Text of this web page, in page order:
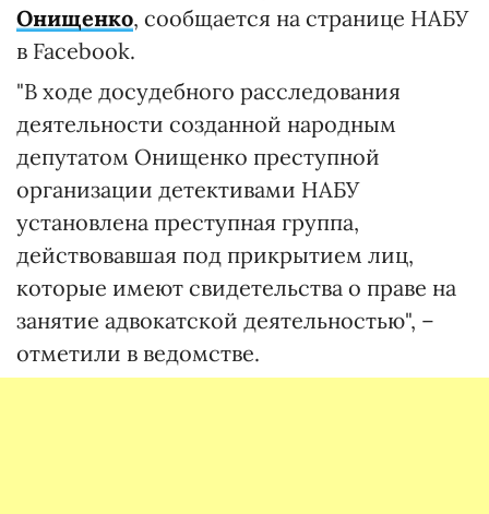
Онищенко, сообщается на странице НАБУ
в Facebook.
"В ходе досудебного расследования
деятельности созданной народным
депутатом Онищенко преступной
организации детективами НАБУ
установлена преступная группа,
действовавшая под прикрытием лиц,
которые имеют свидетельства о праве на
занятие адвокатской деятельностью", –
отметили в ведомстве.